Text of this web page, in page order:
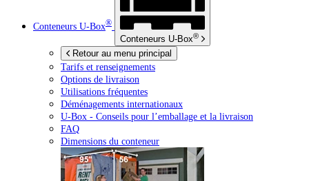
Conteneurs U-Box®
Conteneurs U-Box®
Retour au menu principal
Tarifs et renseignements
Options de livraison
Utilisations fréquentes
Déménagements internationaux
U-Box - Conseils pour l’emballage et la livraison
FAQ
Dimensions du conteneur